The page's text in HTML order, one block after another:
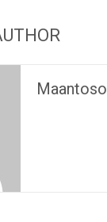
Maantoso